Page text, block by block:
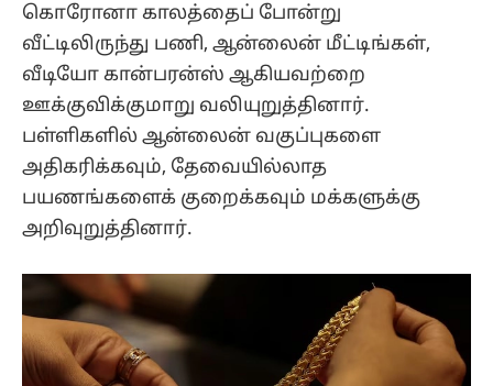
கொரோனா காலத்தைப் போன்று
வீட்டிலிருந்து பணி, ஆன்லைன் மீட்டிங்கள்,
வீடியோ கான்பரன்ஸ் ஆகியவற்றை
ஊக்குவிக்குமாறு வலியுறுத்தினார்.
பள்ளிகளில் ஆன்லைன் வகுப்புகளை
அதிகரிக்கவும், தேவையில்லாத
பயணங்களைக் குறைக்கவும் மக்களுக்கு
அறிவுறுத்தினார்.